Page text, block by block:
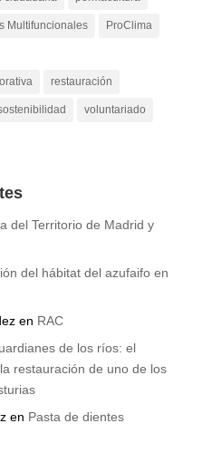
Multifuncionales ProClima
restauración
voluntariado
del Territorio de Madrid y
del hábitat del azufaifo en
en RAC
de los ríos: el
restauración de uno de los
en Pasta de dientes